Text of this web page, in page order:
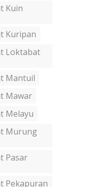
Kuin
Kuripan
Loktabat
Mantuil
Mawar
Melayu
Murung
Pasar
Pekapuran